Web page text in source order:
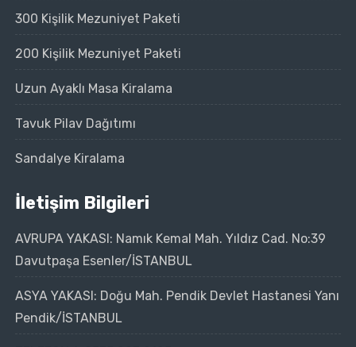
300 Kişilik Mezuniyet Paketi
200 Kişilik Mezuniyet Paketi
Uzun Ayaklı Masa Kiralama
Tavuk Pilav Dağıtımı
Sandalye Kiralama
İletişim Bilgileri
AVRUPA YAKASI: Namık Kemal Mah. Yıldız Cad. No:39
Davutpaşa Esenler/İSTANBUL
ASYA YAKASI: Doğu Mah. Pendik Devlet Hastanesi Yanı
Pendik/İSTANBUL